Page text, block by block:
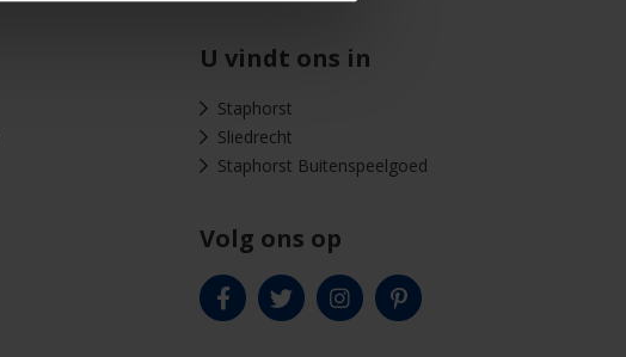
U vindt ons in
Staphorst
Sliedrecht
Staphorst Buitenspeelgoed
Volg ons op